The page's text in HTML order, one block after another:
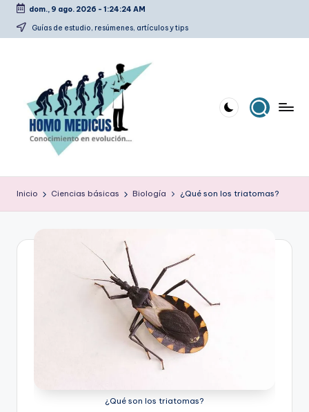
Saltar
dom., 9 ago. 2026 - 1:24:24 AM
Guías de estudio, resúmenes, artículos y tips
o
m
o
estudio,
Inicio Ciencias básicas Biología ¿Qué son los triatomas?
¿Qué son los triatomas?